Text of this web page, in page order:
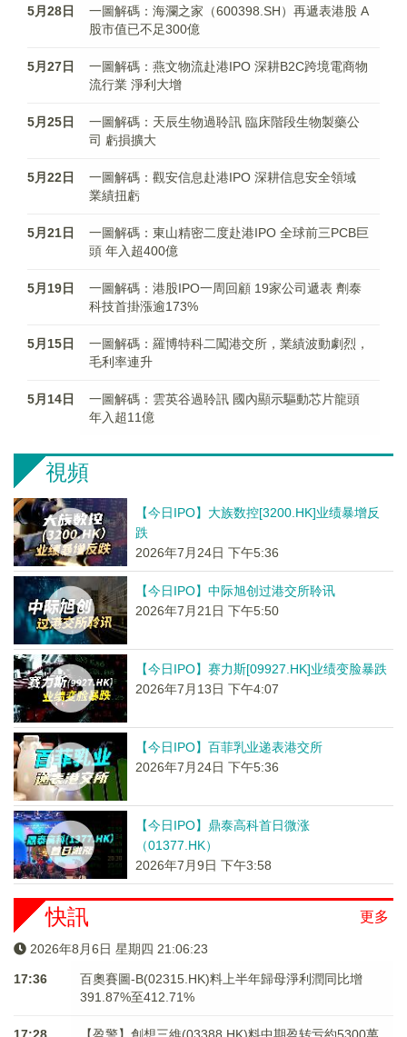
5月28日
一圖解碼：海瀾之家（600398.SH）再遞表港股 A
股市值已不足300億
5月27日
一圖解碼：燕文物流赴港IPO 深耕B2C跨境電商物
流行業 淨利大增
5月25日
一圖解碼：天辰生物過聆訊 臨床階段生物製藥公
司 虧損擴大
5月22日
一圖解碼：觀安信息赴港IPO 深耕信息安全領域
業績扭虧
5月21日
一圖解碼：東山精密二度赴港IPO 全球前三PCB巨
頭 年入超400億
5月19日
一圖解碼：港股IPO一周回顧 19家公司遞表 劑泰
科技首掛漲逾173%
5月15日
一圖解碼：羅博特科二闖港交所，業績波動劇烈，
毛利率連升
5月14日
一圖解碼：雲英谷過聆訊 國內顯示驅動芯片龍頭
年入超11億
視頻
【今日IPO】大族数控[3200.HK]业绩暴增反
跌
2026年7月24日 下午5:36
【今日IPO】中际旭创过港交所聆讯
2026年7月21日 下午5:50
【今日IPO】赛力斯[09927.HK]业绩变脸暴跌
2026年7月13日 下午4:07
【今日IPO】百菲乳业递表港交所
2026年7月24日 下午5:36
【今日IPO】鼎泰高科首日微涨
（01377.HK）
2026年7月9日 下午3:58
更多
快訊
2026年8月6日 星期四 21:06:24
17:36
百奧賽圖-B(02315.HK)料上半年歸母淨利潤同比增
391.87%至412.71%